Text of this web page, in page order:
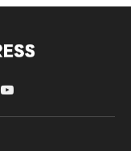
YouTube